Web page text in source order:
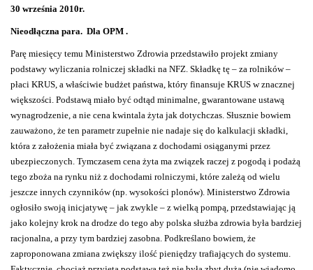
30 września 2010r.
Nieodłączna para. Dla OPM .
Parę miesięcy temu Ministerstwo Zdrowia przedstawiło projekt zmiany
podstawy wyliczania rolniczej składki na NFZ. Składkę tę – za rolników –
płaci KRUS, a właściwie budżet państwa, który finansuje KRUS w znacznej
większości. Podstawą miało być odtąd minimalne, gwarantowane ustawą
wynagrodzenie, a nie cena kwintala żyta jak dotychczas. Słusznie bowiem
zauważono, że ten parametr zupełnie nie nadaje się do kalkulacji składki,
która z założenia miała być związana z dochodami osiąganymi przez
ubezpieczonych. Tymczasem cena żyta ma związek raczej z pogodą i podażą
tego zboża na rynku niż z dochodami rolniczymi, które zależą od wielu
jeszcze innych czynników (np. wysokości plonów). Ministerstwo Zdrowia
ogłosiło swoją inicjatywę – jak zwykle – z wielką pompą, przedstawiając ją
jako kolejny krok na drodze do tego aby polska służba zdrowia była bardziej
racjonalna, a przy tym bardziej zasobna. Podkreślano bowiem, że
zaproponowana zmiana zwiększy ilość pieniędzy trafiających do systemu.